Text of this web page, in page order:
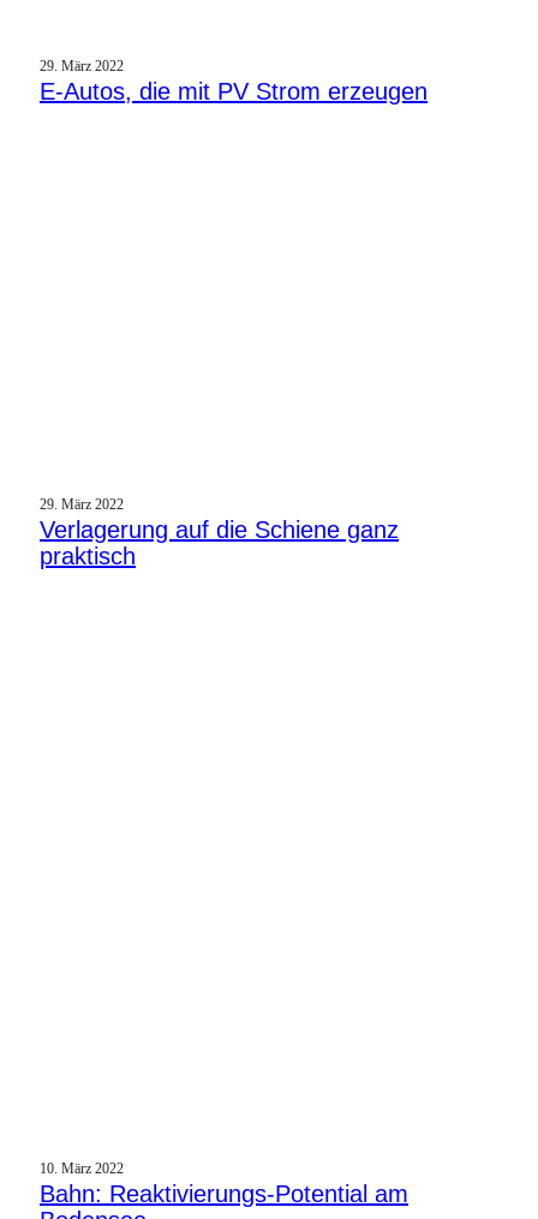
29. März 2022
E‑Autos, die mit PV Strom erzeugen
29. März 2022
Verlagerung auf die Schiene ganz
praktisch
10. März 2022
Bahn: Reaktivierungs-Potential am